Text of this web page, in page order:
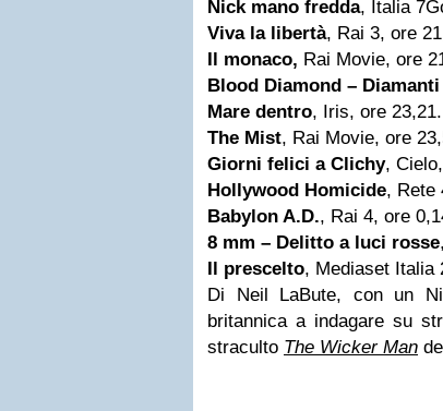
Nick mano fredda, Italia
Viva la libertà, Rai 3, ore
Il monaco, Rai Movie, ore
Blood Diamond –
Mare dentro, Iris, ore 23,21.
The Mist, Rai Movie, ore
Giorni felici a Clichy,
Hollywood Homicide, Rete
Babylon A.D., Rai 4, ore
8 mm – Delitto a luci rosse
Il prescelto, Mediaset Italia
Di Neil LaBute, con un
britannica a indagare su
straculto The Wicker Man